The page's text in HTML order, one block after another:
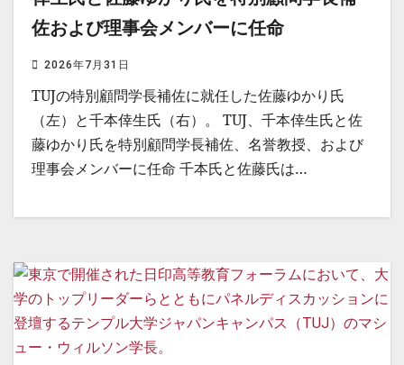
佐および理事会メンバーに任命
2026年7月31日
TUJの特別顧問学長補佐に就任した佐藤ゆかり氏
（左）と千本倖生氏（右）。 TUJ、千本倖生氏と佐
藤ゆかり氏を特別顧問学長補佐、名誉教授、および
理事会メンバーに任命 千本氏と佐藤氏は…